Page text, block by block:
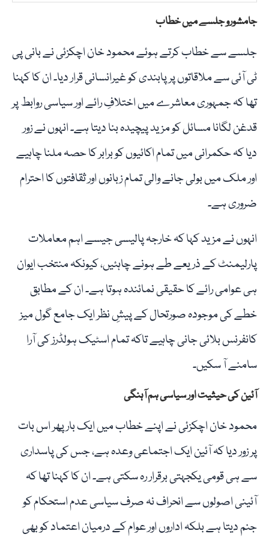
جامشورو جلسے میں خطاب
جلسے سے خطاب کرتے ہوئے محمود خان اچکزئی نے بانی پی
ٹی آئی سے ملاقاتوں پر پابندی کو غیرانسانی قرار دیا۔ ان کا کہنا
تھا کہ جمہوری معاشرے میں اختلافِ رائے اور سیاسی روابط پر
قدغن لگانا مسائل کو مزید پیچیدہ بنا دیتا ہے۔ انہوں نے زور
دیا کہ حکمرانی میں تمام اکائیوں کو برابر کا حصہ ملنا چاہیے
اور ملک میں بولی جانے والی تمام زبانوں اور ثقافتوں کا احترام
ضروری ہے۔
انہوں نے مزید کہا کہ خارجہ پالیسی جیسے اہم معاملات
پارلیمنٹ کے ذریعے طے ہونے چاہئیں، کیونکہ منتخب ایوان
ہی عوامی رائے کا حقیقی نمائندہ ہوتا ہے۔ ان کے مطابق
خطے کی موجودہ صورتحال کے پیشِ نظر ایک جامع گول میز
کانفرنس بلائی جانی چاہیے تاکہ تمام اسٹیک ہولڈرز کی آرا
سامنے آ سکیں۔
آئین کی حیثیت اور سیاسی ہم آہنگی
محمود خان اچکزئی نے اپنے خطاب میں ایک بار پھر اس بات
پر زور دیا کہ آئین ایک اجتماعی وعدہ ہے، جس کی پاسداری
سے ہی قومی یکجہتی برقرار رہ سکتی ہے۔ ان کا کہنا تھا کہ
آئینی اصولوں سے انحراف نہ صرف سیاسی عدم استحکام کو
جنم دیتا ہے بلکہ اداروں اور عوام کے درمیان اعتماد کو بھی